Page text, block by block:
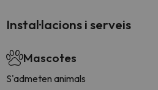
Instal·lacions i serveis
Mascotes
S'admeten animals